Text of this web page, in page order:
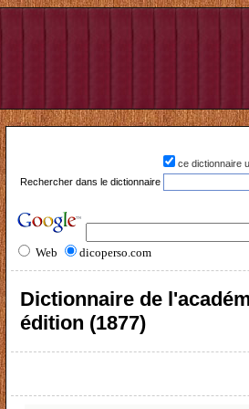
ce dictionnaire
Rechercher dans le dictionnaire
Web dicoperso.com
Dictionnaire de
édition (1877)